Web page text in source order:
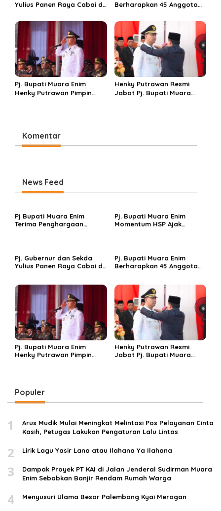
o
s
Yulius Panen Raya Cabai di
Negeri 1 Gelumbang Guna
Perkuat Gerakan Sumsel
Mandiri Pangan
Berharapkan 45 Anggota
Sinergitas dan Jaga
Amanah Rakyat
Pj. Bupati Muara Enim
Henky Putrawan Pimpin
Henky Putrawan Resmi
Jabat Pj. Bupati Muara
Komentar
News Feed
Pj Bupati Muara Enim
Terima Penghargaan
Pj. Bupati Muara Enim
Momentum HSP Ajak
Pj. Gubernur dan Sekda
Yulius Panen Raya Cabai di
Perkuat Gerakan Sumsel
Mandiri Pangan
Pj. Bupati Muara Enim
Berharapkan 45 Anggota
Amanah Rakyat
Pj. Bupati Muara Enim
Henky Putrawan Pimpin
Henky Putrawan Resmi
Jabat Pj. Bupati Muara
Populer
1
Arus Mudik Mulai Meningkat Melintasi Pos Pelayanan Cinta
Kasih, Petugas Lakukan Pengaturan Lalu Lintas
2 Lirik Lagu Yasir Lana atau Ilahana Ya Ilahana
3
Dampak Proyek PT KAI di Jalan Jenderal Sudirman Muara
Enim Sebabkan Banjir Rendam Rumah Warga
4 Menyusuri Ulama Besar Palembang Kyai Merogan